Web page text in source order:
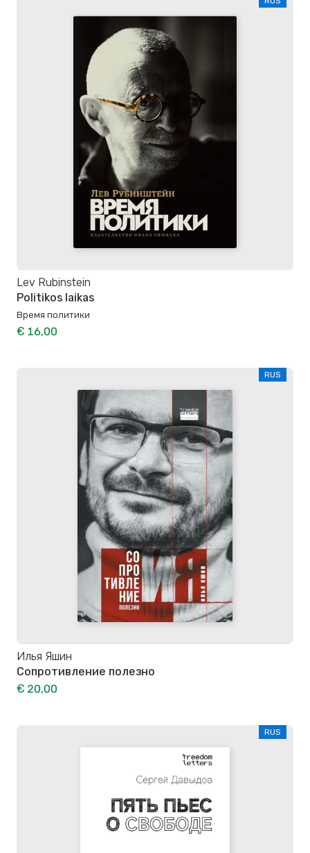
Lev Rubinstein
Politikos laikas
Время политики
€ 16,00
RUS
Илья Яшин
Сопротивление полезно
€ 20,00
RUS